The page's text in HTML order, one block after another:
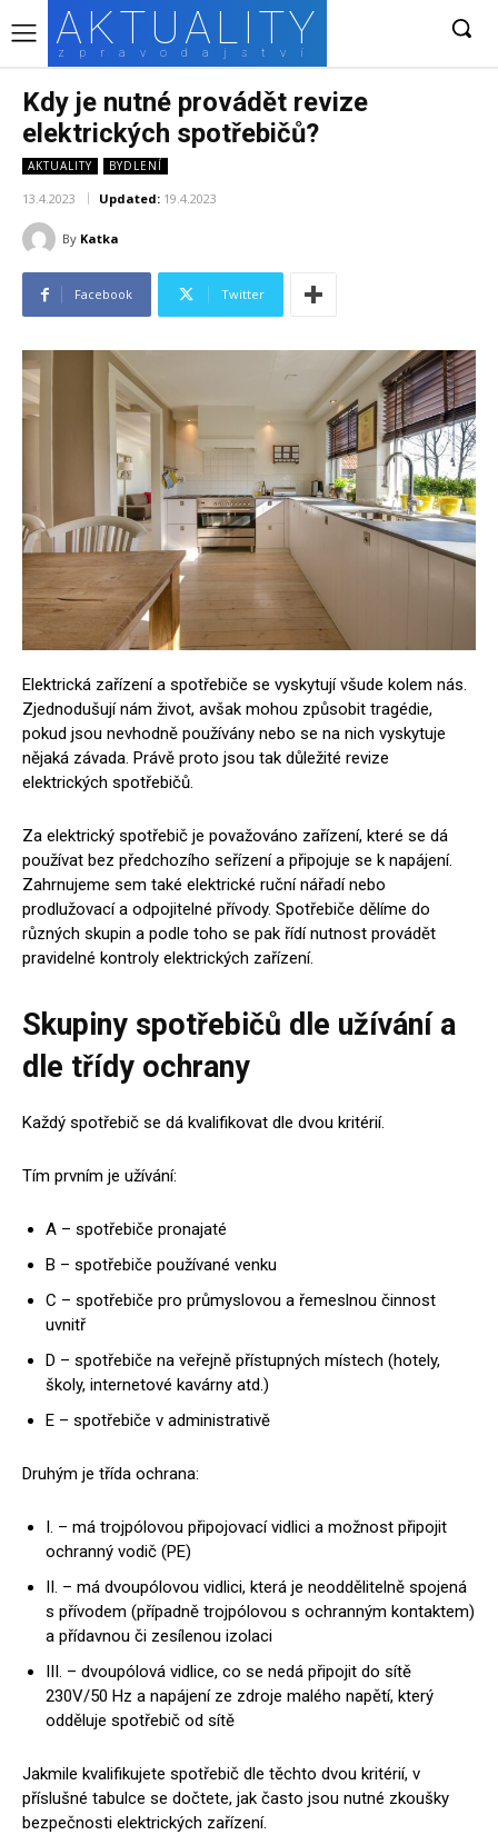
AKTUALITY
zpravodajství
Kdy je nutné provádět revize
elektrických spotřebičů?
AKTUALITY BYDLENÍ
13.4.2023 Updated: 19.4.2023
By Katka
Facebook Twitter
Elektrická zařízení a spotřebiče se vyskytují všude kolem nás.
Zjednodušují nám život, avšak mohou způsobit tragédie,
pokud jsou nevhodně používány nebo se na nich vyskytuje
nějaká závada. Právě proto jsou tak důležité revize
elektrických spotřebičů.
Za elektrický spotřebič je považováno zařízení, které se dá
používat bez předchozího seřízení a připojuje se k napájení.
Zahrnujeme sem také elektrické ruční nářadí nebo
prodlužovací a odpojitelné přívody. Spotřebiče dělíme do
různých skupin a podle toho se pak řídí nutnost provádět
pravidelné kontroly elektrických zařízení.
Skupiny spotřebičů dle užívání a
dle třídy ochrany
Každý spotřebič se dá kvalifikovat dle dvou kritérií.
Tím prvním je užívání:
A – spotřebiče pronajaté
B – spotřebiče používané venku
C – spotřebiče pro průmyslovou a řemeslnou činnost
uvnitř
D – spotřebiče na veřejně přístupných místech (hotely,
školy, internetové kavárny atd.)
E – spotřebiče v administrativě
Druhým je třída ochrana:
I. – má trojpólovou připojovací vidlici a možnost připojit
ochranný vodič (PE)
II. – má dvoupólovou vidlici, která je neoddělitelně spojená
s přívodem (případně trojpólovou s ochranným kontaktem)
a přídavnou či zesílenou izolaci
III. – dvoupólová vidlice, co se nedá připojit do sítě
230V/50 Hz a napájení ze zdroje malého napětí, který
odděluje spotřebič od sítě
Jakmile kvalifikujete spotřebič dle těchto dvou kritérií, v
příslušné tabulce se dočtete, jak často jsou nutné zkoušky
bezpečnosti elektrických zařízení.